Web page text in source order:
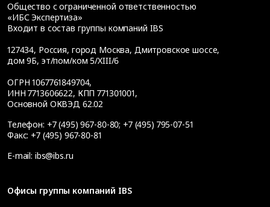
Общество с ограниченной ответственностью
«ИБС Экспертиза»
Входит в состав группы компаний IBS
127434, Россия, город Москва, Дмитровское шоссе,
дом 9Б, эт/пом/ком 5/XIII/6
ОГРН 1067761849704,
ИНН 7713606622, КПП 771301001,
Основной ОКВЭД 62.02
Телефон: +7 (495) 967-80-80; +7 (495) 795-07-51
Факс: +7 (495) 967-80-81
E-mail: ibs@ibs.ru
Офисы группы компаний IBS